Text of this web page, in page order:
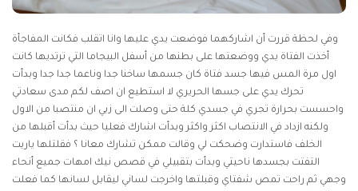
وفي لحظة قررت أن اشاركهما فوضعت يدي عليها وانا اتقلب فكانت المفاجأة
أخذت الفتاة يدي ووضعتها على بطنها من أسفل البيجاما التي ترتديها كانت
اول مرة المس فيها جسد فتاة كان جسمها ساخنا جدا وناعما جدا جدا وبدأت
تحرك يدي على جسها الحريري لا استطيع ان اصف لكم مدى سعادتي
واحسست بحرارة تجري في جسدي كلة حتى وصلت الى زبي ان منتصبا من الاول
ولكنه ازداد في الانتصاب اكثر واكثر وبدأت اشارك فعليا حيث بدأت أقبلها من
الخلف فاستدارت وضحكت لي وقالت ممكن تشارك معانا ؟ فقلتلها ياريت
التفتت بجسدها ناحيتي وبدأت بتقبيلي في قصص نيك امهات جميع أنحاء
وجهي ثم راحت تمص شفتاي وقبلتها واخرجت لساني ليقابل لسانها كما فعلت